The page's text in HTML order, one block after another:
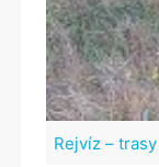
Rejvíz –